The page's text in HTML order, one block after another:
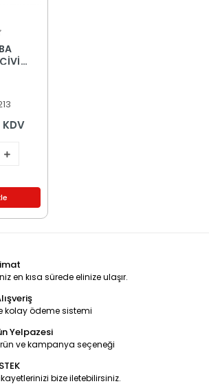
LX-832
en kısa sürede elinize ulaşır.
kolay ödeme sistemi
Yelpazesi
ve kampanya seçeneği
bize iletebilirsiniz.